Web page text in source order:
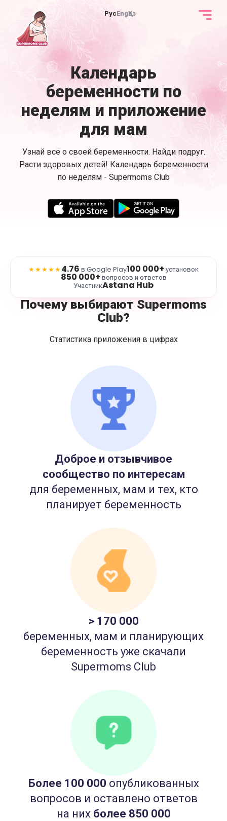
РусEngҚаз
Календарь
беременности по
неделям и приложение
для мам
Узнай всё о своей беременности. Найди подруг.
Расти здоровых детей! Календарь беременности
по неделям - Supermoms Club
★★★★★4.76 в Google Play100 000+ установок
850 000+ вопросов и ответов
УчастникAstana Hub
Почему выбирают Supermoms
Club?
Статистика приложения в цифрах
Доброе и отзывчивое
сообщество по интересам
для беременных, мам и тех, кто
планирует беременность
> 170 000
беременных, мам и планирующих
беременность уже скачали
Supermoms Club
Более 100 000 опубликованных
вопросов и оставлено ответов
на них более 850 000